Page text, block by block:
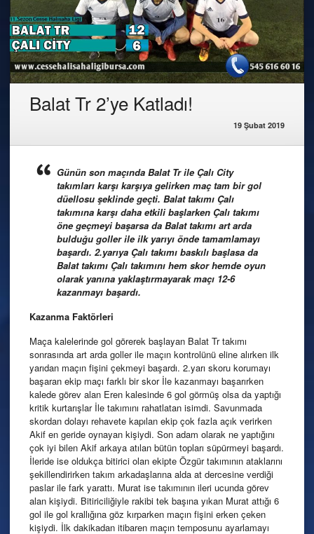
Balat Tr 2’ye Katladı!
19 Şubat 2019
Günün son maçında Balat Tr ile Çalı City
takımları karşı karşıya gelirken maç tam bir gol
düellosu şeklinde geçti. Balat takımı Çalı
takımına karşı daha etkili başlarken Çalı takımı
öne geçmeyi başarsa da Balat takımı art arda
bulduğu goller ile ilk yarıyı önde tamamlamayı
başardı. 2.yarıya Çalı takımı baskılı başlasa da
Balat takımı Çalı takımını hem skor hemde oyun
olarak yanına yaklaştırmayarak maçı 12-6
kazanmayı başardı.
Kazanma Faktörleri
Maça kalelerinde gol görerek başlayan Balat Tr takımı
sonrasında art arda goller ile maçın kontrolünü eline alırken ilk
yarıdan maçın fişini çekmeyi başardı. 2.yarı skoru korumayı
başaran ekip maçı farklı bir skor İle kazanmayı başarırken
kalede görev alan Eren kalesinde 6 gol görmüş olsa da yaptığı
kritik kurtarışlar İle takımını rahatlatan isimdi. Savunmada
skordan dolayı rehavete kapılan ekip çok fazla açık verirken
Akif en geride oynayan kişiydi. Son adam olarak ne yaptığını
çok iyi bilen Akif arkaya atılan bütün topları süpürmeyi başardı.
İleride ise oldukça bitirici olan ekipte Özgür takımının ataklarını
şekillendirirken takım arkadaşlarına alda at dercesine verdiği
paslar ile fark yarattı. Murat ise takımının ileri ucunda görev
alan kişiydi. Bitiriciliğiyle rakibi tek başına yıkan Murat attığı 6
gol ile gol krallığına göz kırparken maçın fişini erken çeken
kişiydi. İlk dakikadan itibaren maçın temposunu ayarlamayı